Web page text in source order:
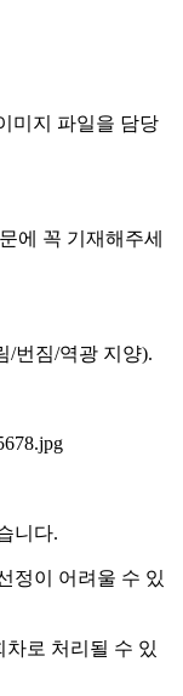
미지 파일을 담당
에 꼭 기재해주세
/번짐/역광 지양).
니다.
정이 어려울 수 있
로 처리될 수 있